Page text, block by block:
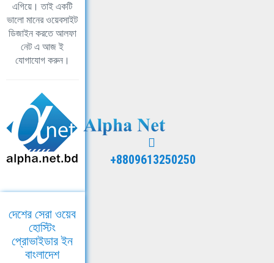
এগিয়ে। তাই একটি
ভালো মানের ওয়েবসাইট
ডিজাইন করতে আলফা
নেট এ আজ ই
যোগাযোগ করুন।
+8809613250250
দেশের সেরা ওয়েব
হোস্টিং
প্রোভাইডার ইন
বাংলাদেশ